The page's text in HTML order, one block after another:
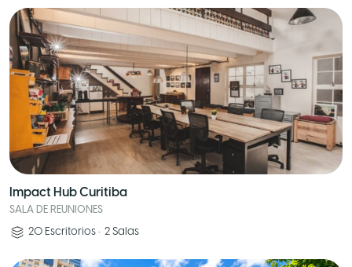
Impact Hub Curitiba
SALA DE REUNIONES
20 Escritorios • 2 Salas